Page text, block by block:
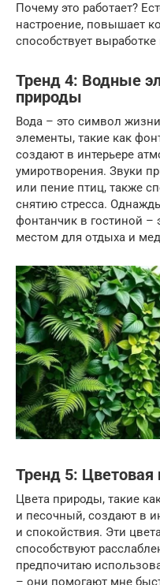
Почему это работает?
настроение, повышает
способствует
Тренд 4: Водные
природы
Вода – это символ
элементы, такие как
создают в интерьере
умиротворения. Звуки
или пение птиц, также
снятию стресса.
фонтанчик в гостиной
местом для отдыха и
Тренд 5: Цветовая
Цвета природы, такие
и песочный, создают в
и спокойствия. Эти
способствуют
предпочитаю
– они помогают мне